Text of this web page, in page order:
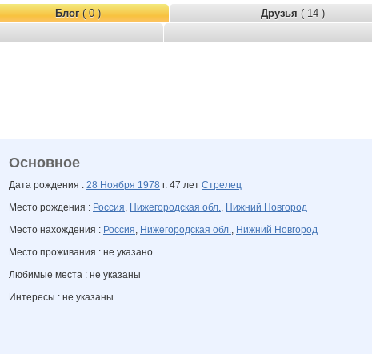
Блог( 0 ) Друзья ( 14 )
Основное
Дата рождения : 28 Ноября 1978 г. 47 лет Стрелец
Место рождения : Россия, Нижегородская обл., Нижний Новгород
Место нахождения : Россия, Нижегородская обл., Нижний Новгород
Место проживания : не указано
Любимые места : не указаны
Интересы : не указаны